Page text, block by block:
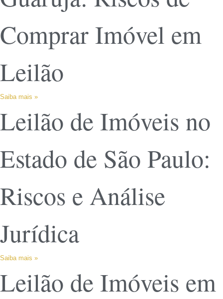
Comprar Imóvel em
Leilão
Saiba mais »
Leilão de Imóveis no
Estado de São Paulo:
Riscos e Análise
Jurídica
Saiba mais »
Leilão de Imóveis em